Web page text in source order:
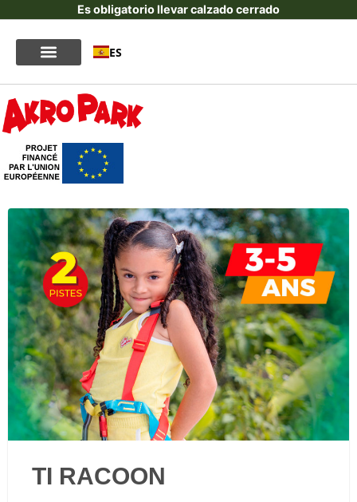
Es obligatorio llevar calzado cerrado
ES
TI RACOON